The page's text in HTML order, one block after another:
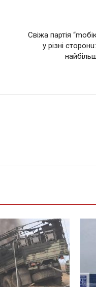
Свіжа партія
у різні